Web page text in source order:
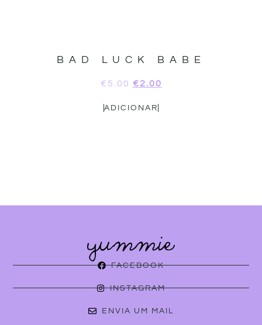
BAD LUCK BABE
€ 5.00 €2.00
ADICIONAR
FACEBOOK
INSTAGRAM
ENVIA UM MAIL